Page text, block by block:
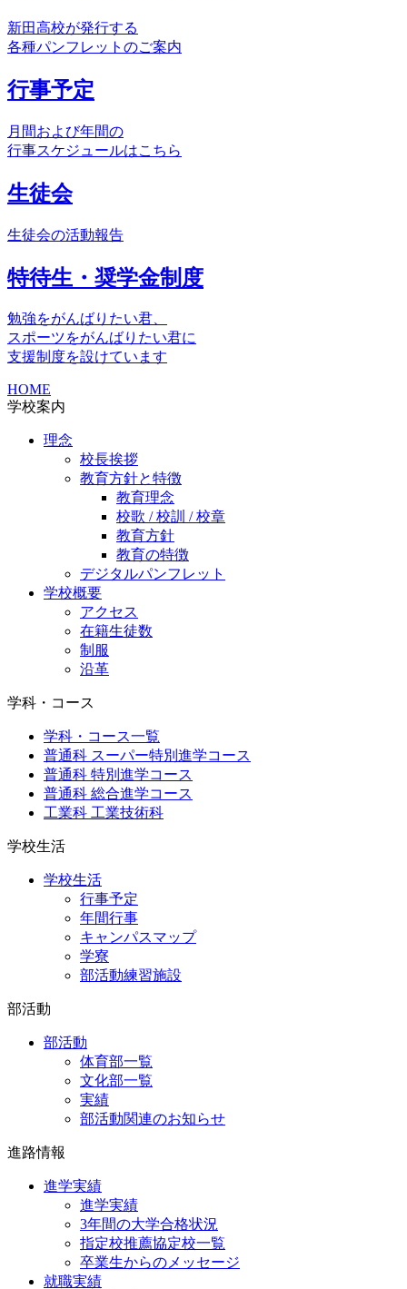
新田高校が発行する
各種パンフレットのご案内
行事予定
月間および年間の
行事スケジュールはこちら
生徒会
生徒会の活動報告
特待生・奨学金制度
勉強をがんばりたい君、
スポーツをがんばりたい君に
支援制度を設けています
HOME
学校案内
理念
校長挨拶
教育方針と特徴
教育理念
校歌 / 校訓 / 校章
教育方針
教育の特徴
デジタルパンフレット
学校概要
アクセス
在籍生徒数
制服
沿革
学科・コース
学科・コース一覧
普通科 スーパー特別進学コース
普通科 特別進学コース
普通科 総合進学コース
工業科 工業技術科
学校生活
学校生活
行事予定
年間行事
キャンパスマップ
学寮
部活動練習施設
部活動
部活動
体育部一覧
文化部一覧
実績
部活動関連のお知らせ
進路情報
進学実績
進学実績
3年間の大学合格状況
指定校推薦協定校一覧
卒業生からのメッセージ
就職実績